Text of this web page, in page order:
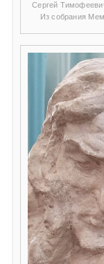
Сергей
Из собрания